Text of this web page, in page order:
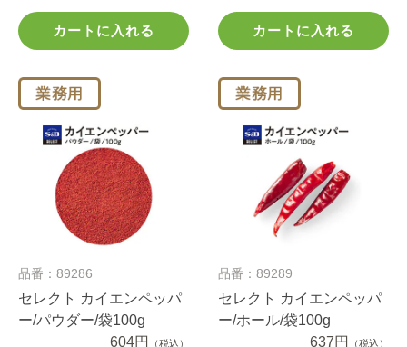
カートに入れる カートに入れる
品番：89286
セレクト カイエンペッパ
ー/パウダー/袋100g
604円
（税込）
品番：89289
セレクト カイエンペッパ
ー/ホール/袋100g
637円
（税込）